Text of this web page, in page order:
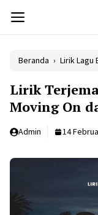
isi
MENU
Beranda › Lirik Lagu
Lirik
Moving On
Admin 14